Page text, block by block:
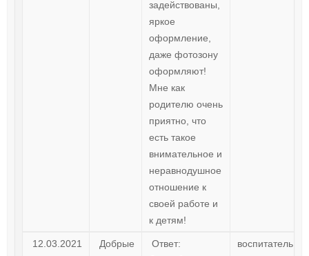
задействованы,
яркое
оформление,
даже фотозону
оформляют!
Мне как
родителю очень
приятно, что
есть такое
внимательное и
неравнодушное
отношение к
своей работе и
к детям!
12.03.2021
Добрые
Ответ:
воспитатель